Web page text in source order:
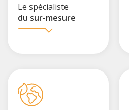
Le spécialiste
du sur-mesure